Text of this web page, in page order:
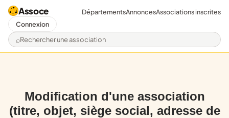
Assoce
Rechercher une association
DépartementsAnnoncesAssociations inscrites
Connexion
Modification d'une association
(titre, objet, siège social, adresse de